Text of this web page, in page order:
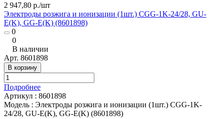
2 947,80 р./шт
Электроды розжига и ионизации (1шт.) CGG-1K-24/28, GU-
E(K), GG-E(K) (8601898)
0
0
В наличии
Арт. 8601898
В корзину
Подробнее
Артикул : 8601898
Модель : Электроды розжига и ионизации (1шт.) CGG-1K-
24/28, GU-E(K), GG-E(K) (8601898)